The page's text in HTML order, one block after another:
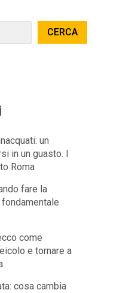
CERCA
un
in un guasto. I
Roma
fare la
come
e tornare a
cosa cambia